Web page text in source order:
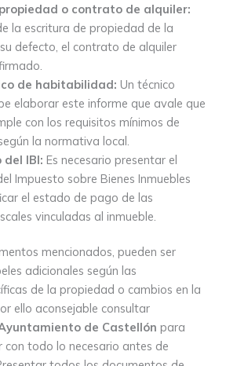
o contrato de alquiler:
la escritura de propiedad de la
defecto, el contrato de alquiler
de habitabilidad: Un técnico
elaborar este informe que avale que
con los requisitos mínimos de
la normativa local.
IBI: Es necesario presentar el
Impuesto sobre Bienes Inmuebles
el estado de pago de las
vinculadas al inmueble.
mencionados, pueden ser
adicionales según las
de la propiedad o cambios en la
ello aconsejable consultar
de Castellón para
todo lo necesario antes de